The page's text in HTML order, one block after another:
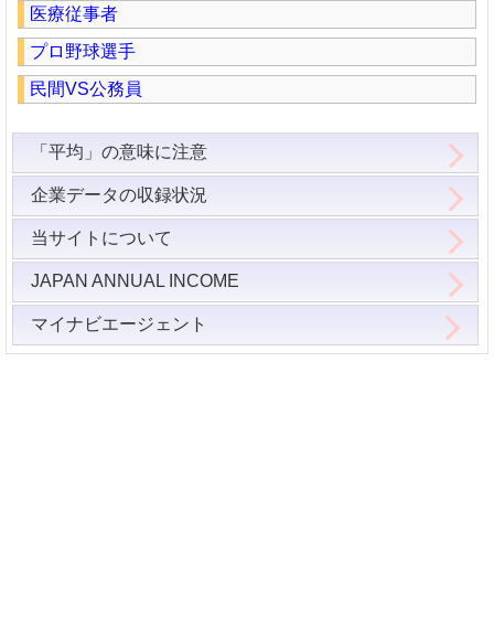
医療従事者
プロ野球選手
民間VS公務員
「平均」の意味に注意
企業データの収録状況
当サイトについて
JAPAN ANNUAL INCOME
マイナビエージェント